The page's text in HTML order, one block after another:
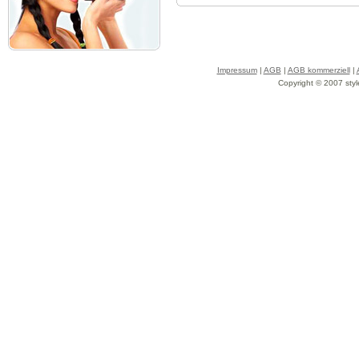
Impressum| AGB | AGB kommerziell|
Copyright © 2007